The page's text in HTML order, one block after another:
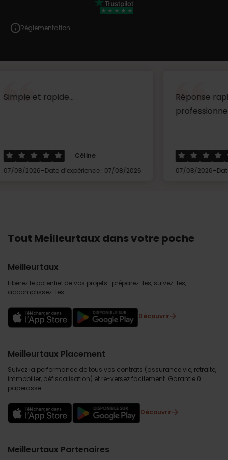
Réglementation
Céline
Date d’expérience : 07/08/2026
Réponse rapide très
professionnel ...
Thierry
07/08/2026
Date
Tout Meilleurtaux dans votre poche
Meilleurtaux
Libérez le potentiel de vos projets : préparez-les, suivez-les,
accomplissez-les.
Découvrir
Meilleurtaux Placement
Suivez la performance de tous vos contrats (assurance vie, retraite,
immobilier, défiscalisation) et re-versez facilement. Garantie 0
paperasse.
Découvrir
Meilleurtaux Partenaires